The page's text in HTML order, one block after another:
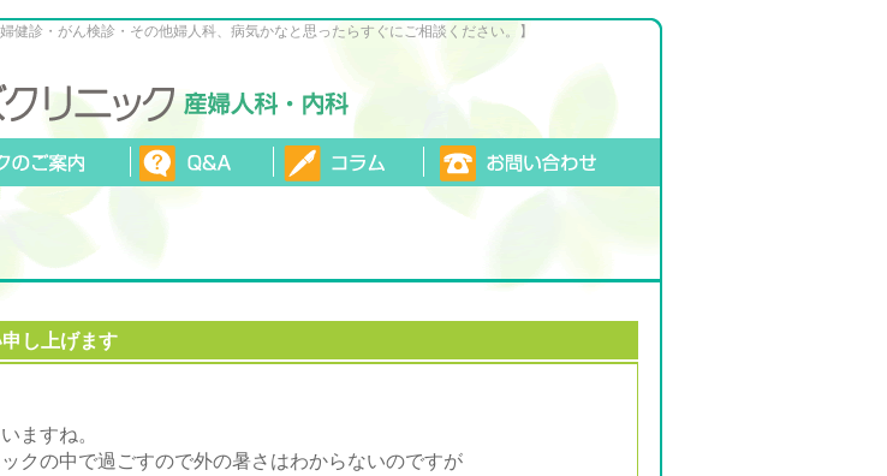
診・がん検診・その他婦人科、病気かなと思ったらすぐにご相談ください。】
し上げます
ますね。
クの中で過ごすので外の暑さはわからないのですが